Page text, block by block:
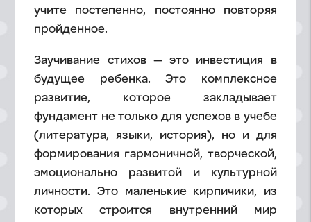
учите постепенно, постоянно повторяя
пройденное.
Заучивание стихов — это инвестиция в
будущее ребенка. Это комплексное
развитие, которое закладывает
фундамент не только для успехов в учебе
(литература, языки, история), но и для
формирования гармоничной, творческой,
эмоционально развитой и культурной
личности. Это маленькие кирпичики, из
которых строится внутренний мир